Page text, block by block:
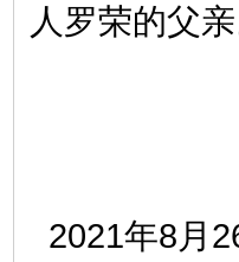
人罗荣的父亲
2021年8月